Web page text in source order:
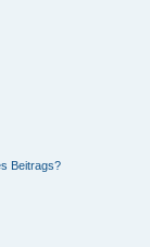
Beitrags?